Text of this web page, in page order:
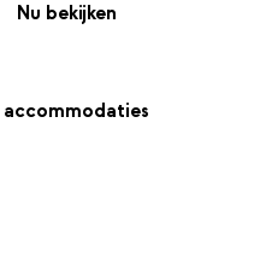
Nu bekijken